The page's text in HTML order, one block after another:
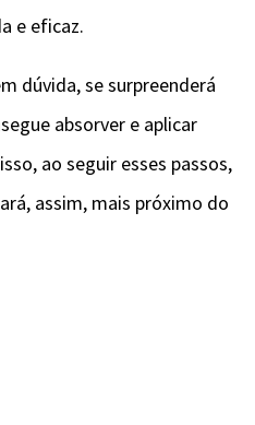
e eficaz.
dúvida, se surpreenderá
absorver e aplicar
ao seguir esses passos,
assim, mais próximo do